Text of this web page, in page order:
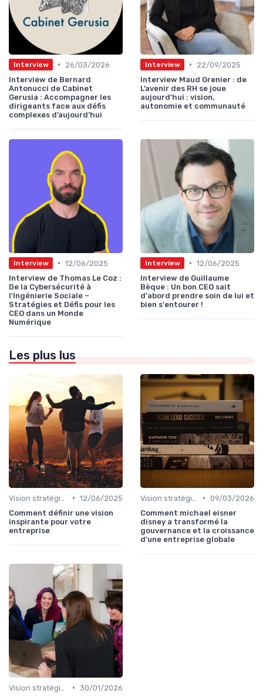
Interview •
26/03/2026
Interview de Bernard
Antonucci de Cabinet
Gerusia : Accompagner les
dirigeants face aux défis
complexes d’aujourd’hui
Interview •
22/09/2025
Interview Maud Grenier : de
L’avenir des RH se joue
aujourd'hui : vision,
autonomie et communauté
Interview • 12/06/2025
Interview de Thomas Le Coz :
De la Cybersécurité à
l'Ingénierie Sociale –
Stratégies et Défis pour les
CEO dans un Monde
Numérique
Interview • 12/06/2025
Interview de Guillaume
Bèque : Un bon CEO sait
d'abord prendre soin de lui et
bien s'entourer !
Les plus lus
• 12/06/2025
Comment définir une vision
inspirante pour votre
entreprise
• 09/03/2026
Comment michael eisner
disney a transformé la
gouvernance et la croissance
d’une entreprise globale
• 30/01/2026